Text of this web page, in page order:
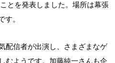
とを発表しました。場所は幕張
す。
配信者が出演し、さまざまなゲ
むようです。加藤純一さんも企